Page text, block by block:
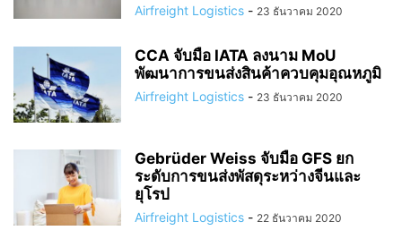
Airfreight Logistics - 23 ธันวาคม 2020
CCA จับมือ IATA ลงนาม MoU
พัฒนาการขนส่งสินค้าควบคุมอุณหภูมิ
Airfreight Logistics - 23 ธันวาคม 2020
Gebrüder Weiss จับมือ GFS ยก
ระดับการขนส่งพัสดุระหว่างจีนและ
ยุโรป
Airfreight Logistics - 22 ธันวาคม 2020